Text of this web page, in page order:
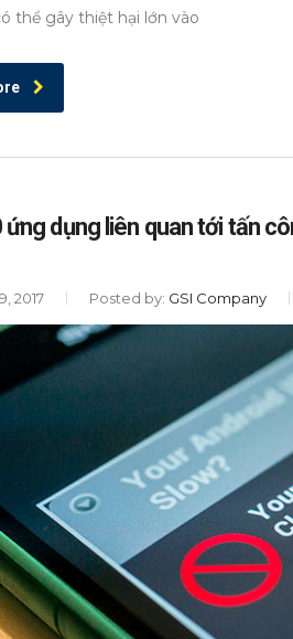
thể gây thiệt hại lớn vào
dụng liên quan tới tấn
2017 Posted by: GSI Company